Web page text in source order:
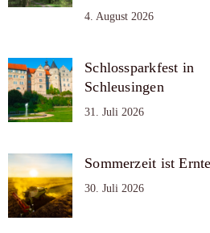
4. August 2026
Schlossparkfest in
Schleusingen
31. Juli 2026
Sommerzeit ist
30. Juli 2026